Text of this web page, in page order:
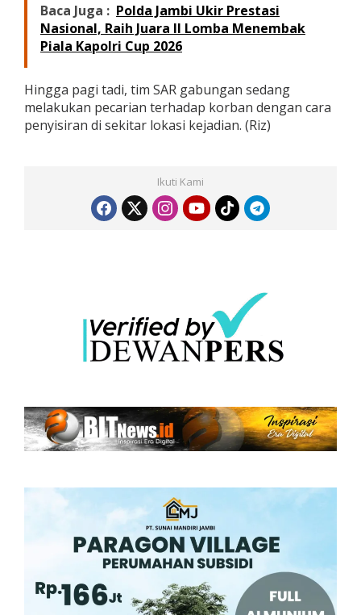
Baca Juga : Polda Jambi Ukir Prestasi
Nasional, Raih Juara II Lomba Menembak
Piala Kapolri Cup 2026
Hingga pagi tadi, tim SAR gabungan sedang
melakukan pecarian terhadap korban dengan cara
penyisiran di sekitar lokasi kejadian. (Riz)
Ikuti Kami